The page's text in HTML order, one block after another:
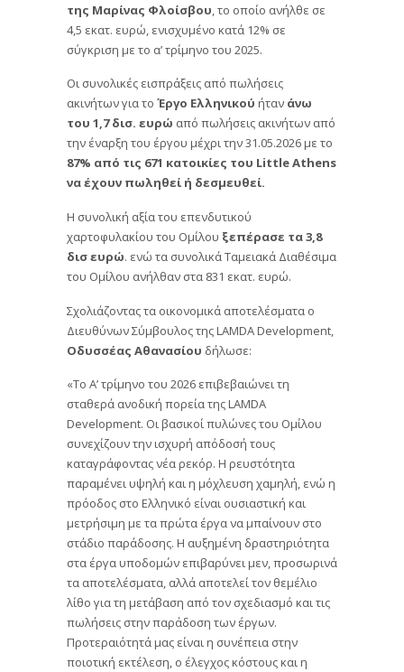
της Μαρίνας Φλοίσβου , το οποίο ανήλθε σε
4,5 εκατ. ευρώ, ενισχυμένο κατά 12% σε
σύγκριση με το α’ τρίμηνο του 2025.
Οι συνολικές εισπράξεις από πωλήσεις
ακινήτων για το Έργο Ελληνικού ήταν άνω
του 1,7 δισ. ευρώ από πωλήσεις ακινήτων από
την έναρξη του έργου μέχρι την 31.05.2026 με το
87% από τις 671 κατοικίες του Little Athens
να έχουν πωληθεί ή δεσμευθεί.
Η συνολική αξία του επενδυτικού
χαρτοφυλακίου του Ομίλου ξεπέρασε τα 3,8
δισ ευρώ. ενώ τα συνολικά Ταμειακά Διαθέσιμα
του Ομίλου ανήλθαν στα 831 εκατ. ευρώ.
Σχολιάζοντας τα οικονομικά αποτελέσματα ο
Διευθύνων Σύμβουλος της LAMDA Development,
Οδυσσέας Αθανασίου δήλωσε:
«Το Α’ τρίμηνο του 2026 επιβεβαιώνει τη
σταθερά ανοδική πορεία της LAMDA
Development. Οι βασικοί πυλώνες του Ομίλου
συνεχίζουν την ισχυρή απόδοσή τους
καταγράφοντας νέα ρεκόρ. Η ρευστότητα
παραμένει υψηλή και η μόχλευση χαμηλή, ενώ η
πρόοδος στο Ελληνικό είναι ουσιαστική και
μετρήσιμη με τα πρώτα έργα να μπαίνουν στο
στάδιο παράδοσης. Η αυξημένη δραστηριότητα
στα έργα υποδομών επιβαρύνει μεν, προσωρινά
τα αποτελέσματα, αλλά αποτελεί τον θεμέλιο
λίθο για τη μετάβαση από τον σχεδιασμό και τις
πωλήσεις στην παράδοση των έργων.
Προτεραιότητά μας είναι η συνέπεια στην
ποιοτική εκτέλεση, ο έλεγχος κόστους και η